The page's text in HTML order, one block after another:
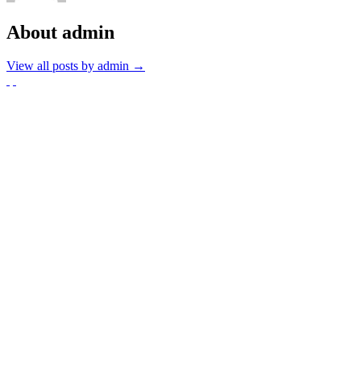
About admin
View all posts by admin →